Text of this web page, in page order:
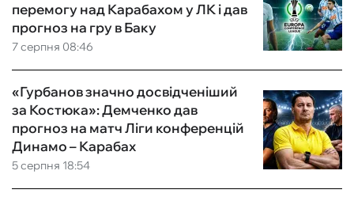
7 серпня 08:46
перемогу над Карабахом у ЛК і дав
прогноз на гру в Баку
5 серпня 18:54
«Гурбанов значно досвідченіший
за Костюка»: Демченко дав
прогноз на матч Ліги конференцій
Динамо – Карабах